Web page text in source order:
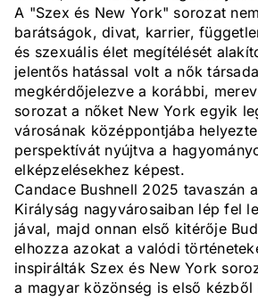
A "Szex és New York" sorozat
barátságok, divat, karrier,
és szexuális élet megítélését
jelentős hatással volt a nők
megkérdőjelezve a korábbi,
sorozat a nőket New York egyik
városának középpontjába
perspektívát nyújtva a
elképzelésekhez képest.
Candace Bushnell 2025 tavaszán
Királyság nagyvárosaiban lép fel
jával, majd onnan első kitérője
elhozza azokat a valódi
inspirálták Szex és New York
a magyar közönség is első kézből